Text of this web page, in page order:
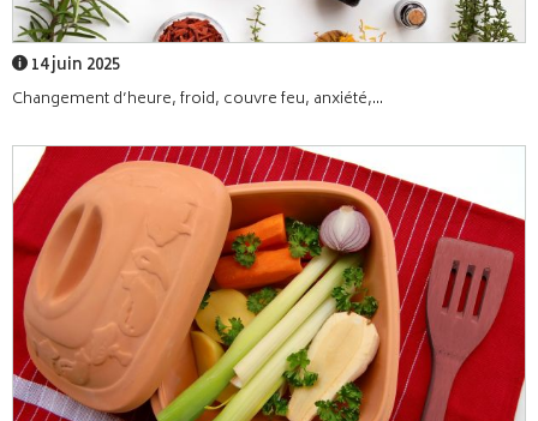
14 juin 2025
Changement d’heure, froid, couvre feu, anxiété,...